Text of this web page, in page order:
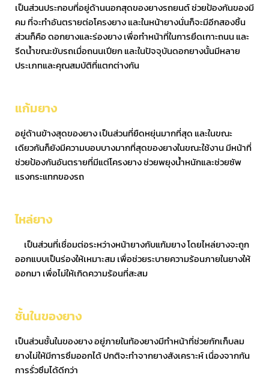
เป็นส่วนประกอบที่อยู่ด้านนอกสุดของยางรถยนต์ ช่วยป้องกันของมี
คม ที่จะทำอันตรายต่อโครงยาง และในหน้ายางนั่นก็จะมีอีกสองชิ้น
ส่วนก็คือ ดอกยางและร่องยาง เพื่อทำหน้าที่ในการยึดเกาะถนน และ
รีดน้ำขณะขับรถเมื่อถนนเปียก และในปัจจุบันดอกยางนั้นมีหลาย
ประเภทและคุณสมบัติที่แตกต่างกัน
แก้มยาง
อยู่ด้านข้างสุดของยาง เป็นส่วนที่ยืดหยุ่นมากที่สุด และในขณะ
เดียวกันก็ยังมีความบอบบางมากที่สุดของยางในขณะใช้งาน มีหน้าที่
ช่วยป้องกันอันตรายที่มีแต่โครงยาง ช่วยพยุงน้ำหนักและช่วยซัพ
แรงกระแทกของรถ
ไหล่ยาง
เป็นส่วนที่เชื่อมต่อระหว่างหน้ายางกับแก้มยาง โดยไหล่ยางจะถูก
ออกแบบเป็นร่องให้เหมาะสม เพื่อช่วยระบายความร้อนภายในยางให้
ออกมา เพื่อไม่ให้เกิดความร้อนที่สะสม
ชั้นในของยาง
เป็นส่วนชั้นในของยาง อยู่ภายในท้องยางมีทำหน้าที่ช่วยกักเก็บลม
ยางไม่ให้มีการซึมออกได้ ปกติจะทำจากยางสังเคราะห์ เนื่องจากกัน
การรั่วซึมได้ดีกว่า